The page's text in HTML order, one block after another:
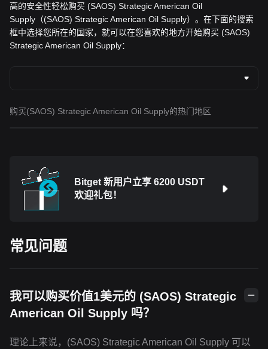
高的安全性轻松购买 (SAOS) Strategic American Oil
Supply（(SAOS) Strategic American Oil Supply）。在下面的搜索
框中选择您所在的国家，就可以在您喜欢的地方开始购买 (SAOS)
Strategic American Oil Supply：
购买(SAOS) Strategic American Oil Supply的热门地区
Bitget 新用户立享 6200 USDT
欢迎礼包！
常见问题
我可以购买价值1美元的 (SAOS) Strategic
American Oil Supply 吗？
理论上来说，(SAOS) Strategic American Oil Supply 可以